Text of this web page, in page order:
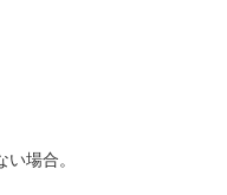
場合。